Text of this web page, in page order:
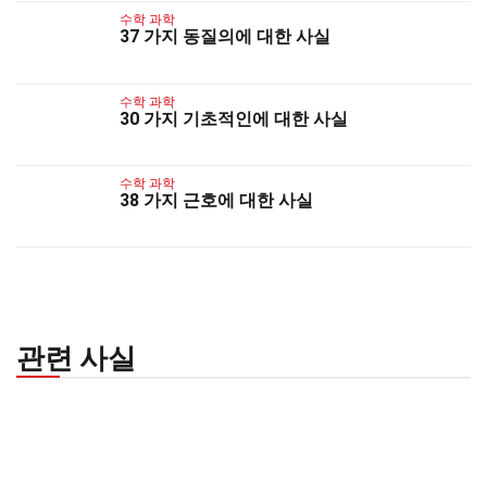
수학 과학
37 가지 동질의에 대한 사실
수학 과학
30 가지 기초적인에 대한 사실
수학 과학
38 가지 근호에 대한 사실
관련 사실